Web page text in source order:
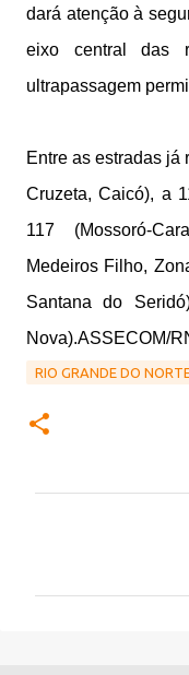
dará atenção à
eixo central das
ultrapassagem
Entre as estradas já
Cruzeta, Caicó), a
117 (Mossoró-
Medeiros Filho,
Santana do
Nova).ASSECOM/
RIO GRANDE DO